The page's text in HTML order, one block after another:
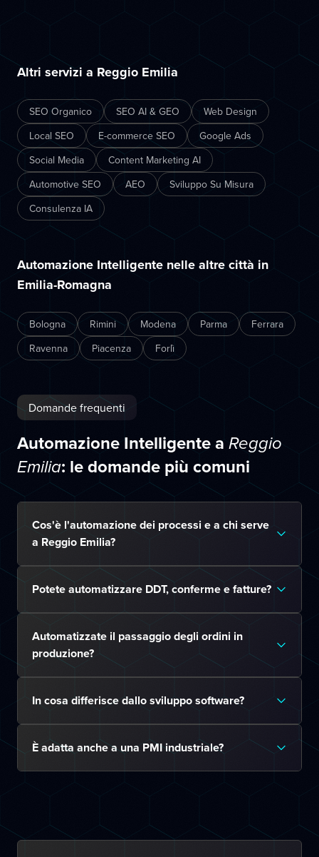
Altri servizi a Reggio Emilia
SEO Organico SEO AI & GEO
Web Design
Local SEO
E-commerce SEO
Google Ads
Social Media
Content Marketing AI
Automotive SEO
AEO
Sviluppo Su Misura
Consulenza IA
Automazione Intelligente nelle altre città in
Emilia-Romagna
Bologna Rimini Modena Parma
Ferrara
Ravenna
Piacenza Forlì
Domande frequenti
Automazione Intelligente a Reggio
Emilia: le domande più comuni
Cos'è l'automazione dei processi e a chi serve
a Reggio Emilia?
Potete automatizzare DDT, conferme e fatture?
Automatizzate il passaggio degli ordini in
produzione?
In cosa differisce dallo sviluppo software?
È adatta anche a una PMI industriale?